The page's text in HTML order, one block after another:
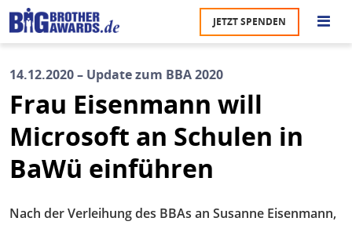
Direkt
zum
Inhalt
JETZT SPENDEN
14.12.2020 – Update zum BBA 2020
Frau Eisenmann will
Microsoft an Schulen in
BaWü einführen
Nach der Verleihung des BBAs an Susanne Eisenmann,